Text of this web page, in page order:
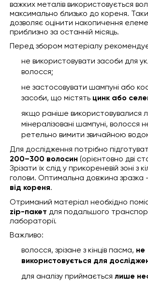
важких металів використовується
максимально близько до кореня.
дозволяє оцінити накопичення
приблизно за останній місяць.
Перед збором матеріалу
не використовувати засоби для
волосся;
не застосовувати шампуні або
засоби, що містять цинк або
якщо раніше використовувалися
мінералізовані шампуні, волосся
ретельно вимити звичайною
Для дослідження потрібно
200–300 волосин (орієнтовно дві
Зрізати їх слід у прикореневій зоні з
голови. Оптимальна довжина зразка
від кореня.
Отриманий матеріал необхідно
zip-пакет для подальшого
лабораторії.
Важливо:
волосся, зрізане з кінців пасма, не
використовується для
для аналізу приймається лише